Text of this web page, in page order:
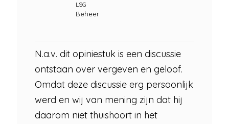
LSG
Beheer
N.a.v. dit opiniestuk is een discussie
ontstaan over vergeven en geloof.
Omdat deze discussie erg persoonlijk
werd en wij van mening zijn dat hij
daarom niet thuishoort in het